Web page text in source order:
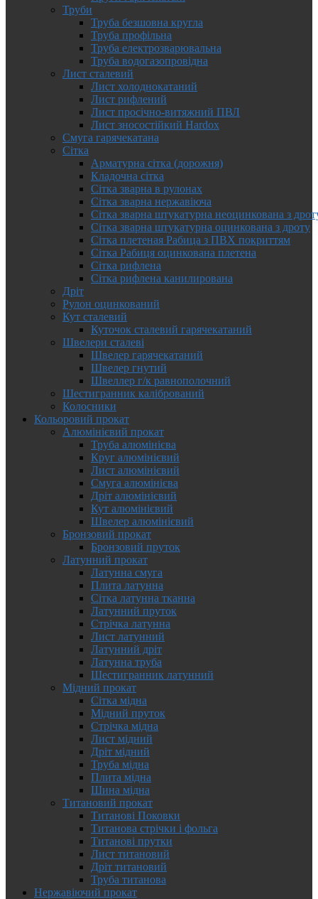
Труби
Труба безшовна кругла
Труба профільна
Труба електрозварювальна
Труба водогазопровідна
Лист сталевий
Лист холоднокатаний
Лист рифлений
Лист просічно-витяжний ПВЛ
Лист зносостійкий Hardox
Смуга гарячекатана
Сітка
Арматурна сітка (дорожня)
Кладочна сітка
Сітка зварна в рулонах
Сітка зварна нержавіюча
Сітка зварна штукатурна неоцинкована з
Сітка зварна штукатурна оцинкована з дроту
Сітка плетеная Рабица з ПВХ покриттям
Сітка Рабиця оцинкована плетена
Сітка рифлена
Сітка рифлена канилирована
Дріт
Рулон оцинкований
Кут сталевий
Куточок сталевий гарячекатаний
Швелери сталеві
Швелер гарячекатаний
Швелер гнутий
Швеллер г/к равнополочний
Шестигранник калібрований
Колосники
Кольоровий прокат
Алюмінієвий прокат
Труба алюмінієва
Круг алюмінієвий
Лист алюмінієвий
Смуга алюмінієва
Дріт алюмінієвий
Кут алюмінієвий
Швелер алюмінієвий
Бронзовий прокат
Бронзовий пруток
Латунний прокат
Латунна смуга
Плита латунна
Сітка латунна тканна
Латунний пруток
Стрічка латунна
Лист латунний
Латунний дріт
Латунна труба
Шестигранник латунний
Мідний прокат
Сітка мідна
Мідний пруток
Стрічка мідна
Лист мідний
Дріт мідний
Труба мідна
Плита мідна
Шина мідна
Титановий прокат
Титанові Поковки
Титанова стрічки і фольга
Титанові прутки
Лист титановий
Дріт титановий
Труба титанова
Нержавіючий прокат